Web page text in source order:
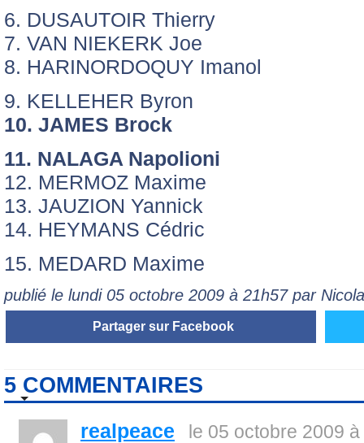
6. DUSAUTOIR Thierry
7. VAN NIEKERK Joe
8. HARINORDOQUY Imanol
9. KELLEHER Byron
10. JAMES Brock
11. NALAGA Napolioni
12. MERMOZ Maxime
13. JAUZION Yannick
14. HEYMANS Cédric
15. MEDARD Maxime
publié le lundi 05 octobre 2009 à 21h57 par
Partager sur Facebook
5 COMMENTAIRES
realpeace le 05 octobre 2009